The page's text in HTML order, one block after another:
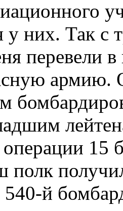
них. Так с
перевели
армию.
15
полк
й